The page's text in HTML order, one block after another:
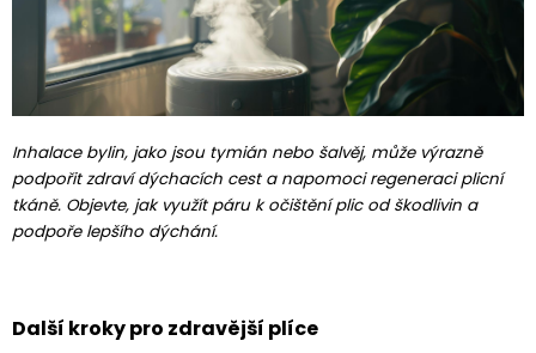
Inhalace bylin, jako jsou tymián nebo šalvěj, může výrazně
podpořit zdraví dýchacích cest a napomoci regeneraci plicní
tkáně. Objevte, jak využít páru k očištění plic od škodlivin a
podpoře lepšího dýchání.
Další kroky pro zdravější plíce